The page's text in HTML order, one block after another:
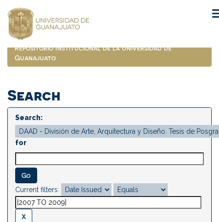
navigation
Repositorio Institucional de la Universidad de
Guanajuato
Search
Search:
for
Current filters: